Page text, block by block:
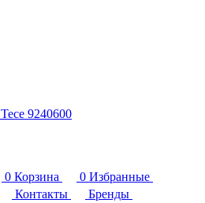
Tece 9240600
0 Корзина 0 Избранные
Контакты
Бренды